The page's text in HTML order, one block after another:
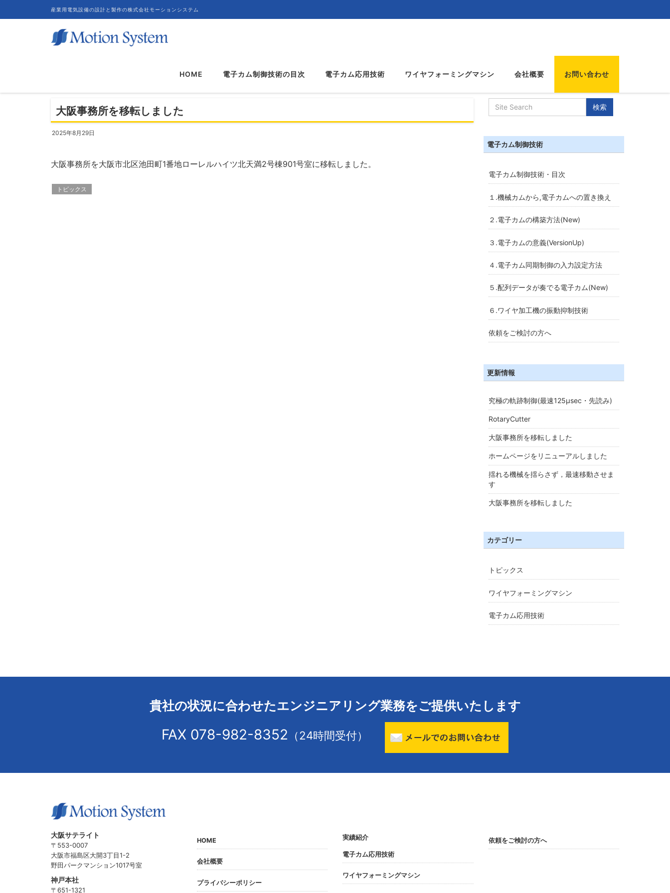
産業用電気設備の設計と製作の株式会社モーションシステム
HOME 電子カム制御技術の目次 電子カム応用技術 ワイヤフォーミングマシン 会社概要 お問い合わせ
大阪事務所を移転しました
2025年8月29日
大阪事務所を大阪市北区池田町1番地ローレルハイツ北天満2号棟901号室に移転しました。
トピックス
電子カム制御技術
電子カム制御技術・目次
１.機械カムから,電子カムへの置き換え
２.電子カムの構築方法(New)
３.電子カムの意義(VersionUp)
４.電子カム同期制御の入力設定方法
５.配列データが奏でる電子カム(New)
６.ワイヤ加工機の振動抑制技術
依頼をご検討の方へ
更新情報
究極の軌跡制御(最速125μsec・先読み)
RotaryCutter
大阪事務所を移転しました
ホームページをリニューアルしました
揺れる機械を揺らさず，最速移動させま
す
大阪事務所を移転しました
カテゴリー
トピックス
ワイヤフォーミングマシン
電子カム応用技術
貴社の状況に合わせたエンジニアリング業務をご提供いたします
FAX 078-982-8352 （24時間受付）
大阪サテライト
〒553-0007
大阪市福島区大開3丁目1-2
野田パークマンション1017号室
神戸本社
〒651-1321
HOME
会社概要
プライバシーポリシー
実績紹介
電子カム応用技術
ワイヤフォーミングマシン
依頼をご検討の方へ